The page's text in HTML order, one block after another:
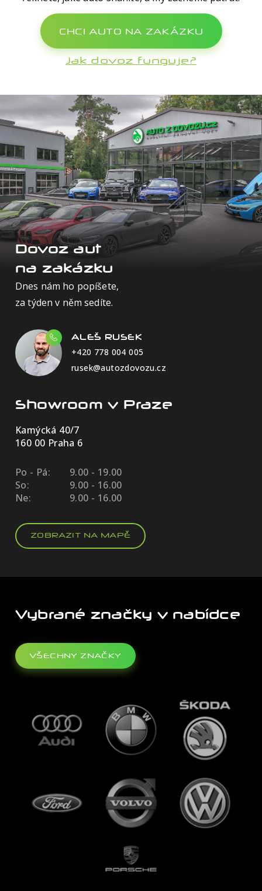
CHCI AUTO NA ZAKÁZKU
Jak dovoz funguje?
Dovoz aut
na zakázku
Dnes nám ho popíšete,
za týden v něm sedíte.
ALEŠ RUSEK
+420 778 004 005
rusek@autozdovozu.cz
Showroom v Praze
Kamýcká 40/7
160 00 Praha 6
Po - Pá:
9.00 - 19.00
So:
9.00 - 16.00
Ne:
9.00 - 16.00
ZOBRAZIT NA MAPĚ
Vybrané značky v nabídce
VŠECHNY ZNAČKY